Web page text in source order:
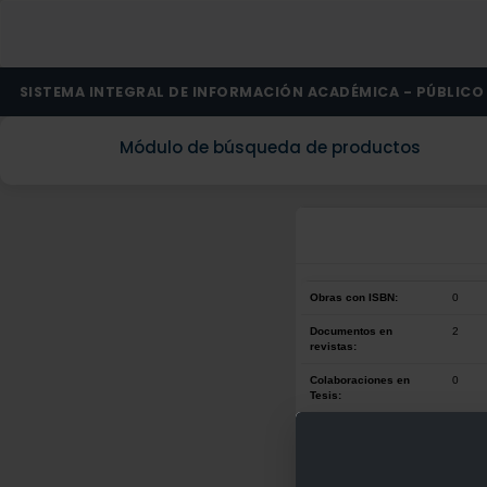
SISTEMA INTEGRAL DE INFORMACIÓN ACADÉMICA - PÚBLICO
Módulo de búsqueda de productos
Obras con ISBN: 0
Documentos en
revistas:
2
Colaboraciones en
Tesis:
0